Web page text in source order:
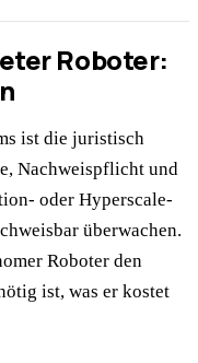
Roboter:
ist die juristisch
Nachweispflicht und
oder Hyperscale-
überwachen.
Roboter den
ist, was er kostet